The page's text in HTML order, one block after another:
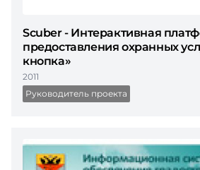
Scuber - Интерактивная
предоставления охранных
кнопка»
2011
Руководитель проекта